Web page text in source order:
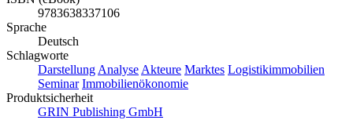
9783638337106
Sprache
Deutsch
Schlagworte
Darstellung Analyse Akteure Marktes Logistikimmobilien
Seminar Immobilienökonomie
Produktsicherheit
GRIN Publishing GmbH